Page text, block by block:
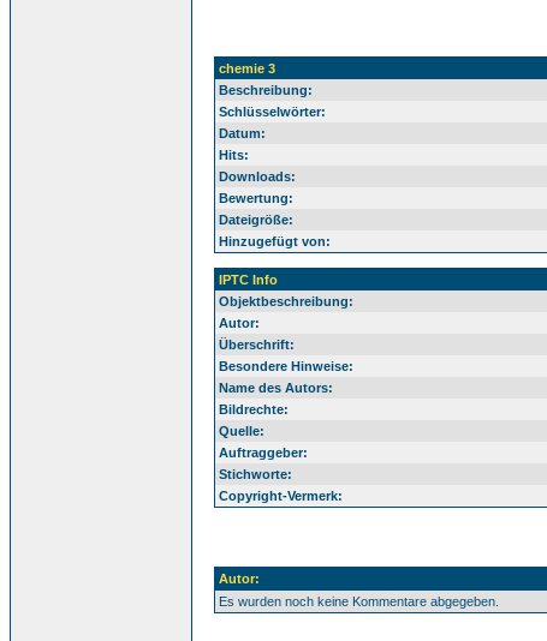
chemie 3
Beschreibung:
Schlüsselwörter:
Datum:
Hits:
Downloads:
Bewertung:
Dateigröße:
Hinzugefügt von:
IPTC Info
Objektbeschreibung:
Autor:
Überschrift:
Besondere Hinweise:
Name des Autors:
Bildrechte:
Quelle:
Auftraggeber:
Stichworte:
Copyright-Vermerk:
Autor:
Es wurden noch keine Kommentare abgegeben.